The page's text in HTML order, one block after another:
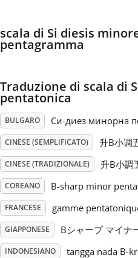
Polski
Português
Русский
Svenska
Tiếng Việt
Türkçe
scala di Si diesis
pentagramma
Traduzione di scala di
pentatonica
BULGARO Си-диез минорна
CINESE (SEMPLIFICATO) 升B小调
CINESE (TRADIZIONALE) 升B小調
COREANO B-sharp minor
FRANCESE gamme
GIAPPONESE Bシャープ マイナ
INDONESIANO tangga nada B-